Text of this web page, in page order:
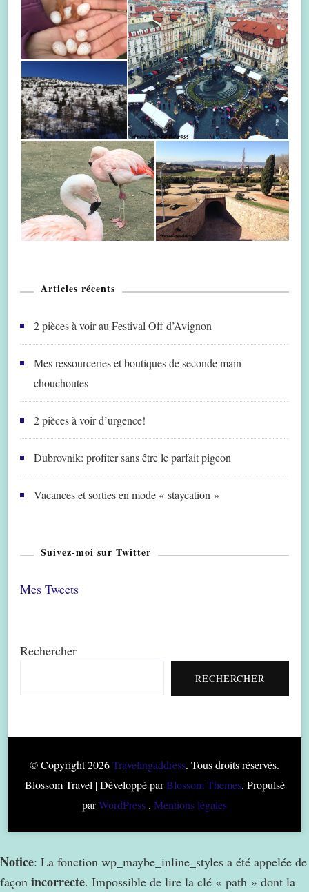
Articles récents
2 pièces à voir au Festival Off d’Avignon
Mes ressourceries et boutiques de seconde main
chouchoutes
2 pièces à voir d’urgence!
Dubrovnik: profiter sans être le parfait pigeon
Vacances et sorties en mode « staycation »
Suivez-moi sur Twitter
Mes Tweets
Rechercher
RECHERCHER
© Copyright 2026Travelingaddress. Tous droits réservés.
Blossom Travel | Développé parBlossom Themes. Propulsé
parWordPress . Mentions légales
Notice: La fonction wp_maybe_inline_styles a été appelée de
façon incorrecte. Impossible de lire la clé « path » dont la